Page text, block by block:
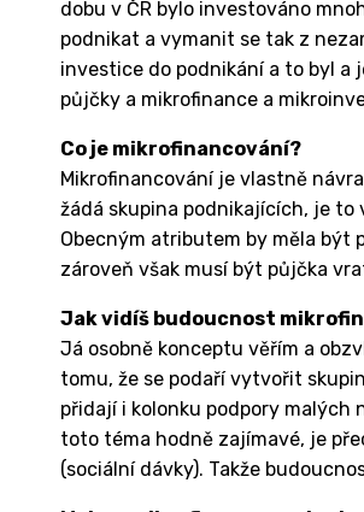
dobu v ČR bylo investováno
podnikat a vymanit se tak z
investice do podnikání a to byl a
půjčky a mikrofinance a
Co je mikrofinancování?
Mikrofinancování je vlastně
žádá skupina podnikajících, je
Obecným atributem by měla být
zároveň však musí být půjčka
Jak vidíš budoucnost
Já osobně konceptu věřím a
tomu, že se podaří vytvořit
přidají i kolonku podpory malých
toto téma hodně zajímavé, je
(sociální dávky). Takže